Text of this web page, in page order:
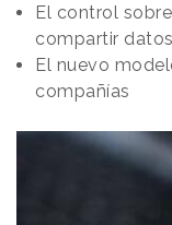
El control
compartir
El nuevo
compañías